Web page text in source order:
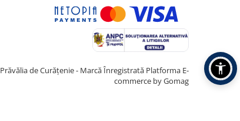
Prăvălia de Curățenie - Marcă Înregistrată Platforma E-
commerce by Gomag